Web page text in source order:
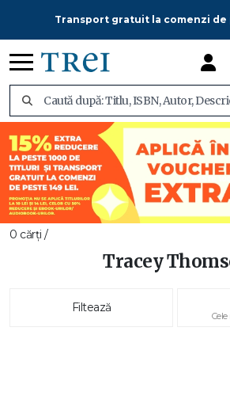
Transport gratuit la comenzi de
0 cărți /
Tracey
Filtează